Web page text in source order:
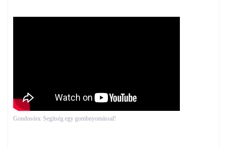
Gondosóra: Segítség egy gombnyomással!